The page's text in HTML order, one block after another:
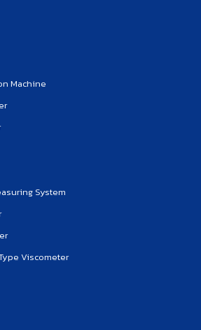
Machine
System
Viscometer